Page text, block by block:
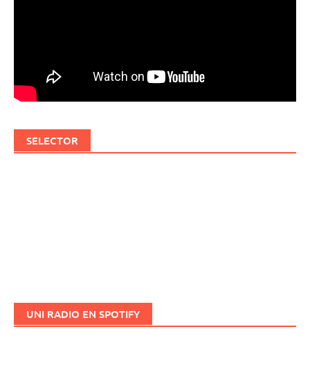
SELECTOR
UNI RADIO EN SPOTIFY